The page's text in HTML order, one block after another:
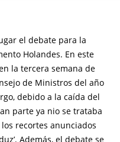
el debate para la
Holandes. En este
la tercera semana de
de Ministros del año
debido a la caída del
parte ya nio se trataba
recortes anunciados
Además, el debate se